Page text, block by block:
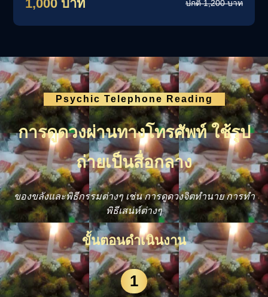
1,000 บาท ปกติ 1,200 บาท
Psychic Telephone Reading
การดูดวงผ่านทางโทรศัพท์ ใช้รูป
ถ่ายเป็นสื่อกลาง
ของขลังและพิธีกรรมต่างๆ เช่น การดูดวงจิตทำนาย การทำ
พิธีเสน่ห์ต่างๆ
ขั้นตอนดำเนินงาน
1